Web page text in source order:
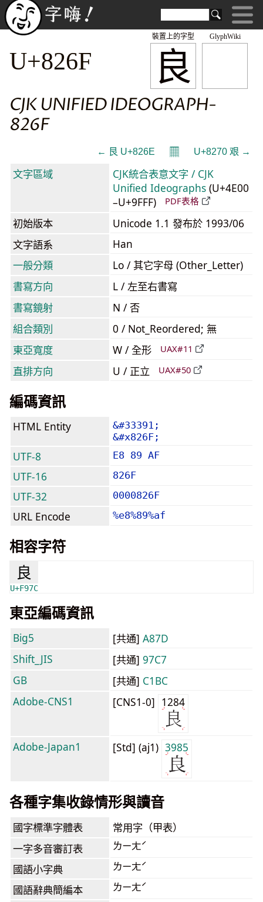
GlyphWiki
良
裝置上的字型
U+826F
CJK UNIFIED IDEOGRAPH-
826F
← 艮 U+826E 𝄜 U+8270 艰 →
文字區域
CJK統合表意文字 / CJK
Unified Ideographs (U+4E00
–U+9FFF)
PDF表格
初始版本
Unicode 1.1 發布於 1993/06
文字語系
Han
一般分類
Lo / 其它字母 (Other_Letter)
書寫方向
L / 左至右書寫
書寫鏡射
N / 否
組合類別
0 / Not_Reordered; 無
東亞寬度
W / 全形 UAX#11
直排方向 U / 正立 UAX#50
編碼資訊
HTML Entity
&#33391;
&#x826F;
UTF-8 E8 89 AF
UTF-16 826F
UTF-32 0000826F
URL Encode %e8%89%af
相容字符
良
U+F97C
東亞編碼資訊
Big5 [共通] A87D
Shift_JIS
[共通] 97C7
GB
[共通] C1BC
Adobe-CNS1
[CNS1-0] 1284
Adobe-Japan1 [Std] (aj1) 3985
各種字集收錄情形與讀音
國字標準字體表 常用字（甲表）
一字多音審訂表 ㄌㄧㄤˊ
國語小字典 ㄌㄧㄤˊ
國語辭典簡編本 ㄌㄧㄤˊ